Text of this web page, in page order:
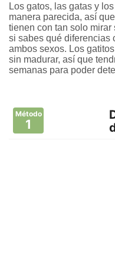
Los gatos, las gatas y
manera parecida, así
tienen con tan solo mirar
si sabes qué diferencias
ambos sexos. Los
sin madurar, así que
semanas para poder
Método
1